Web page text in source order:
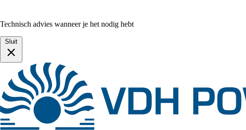
Technisch advies wanneer je het nodig hebt
Sluit